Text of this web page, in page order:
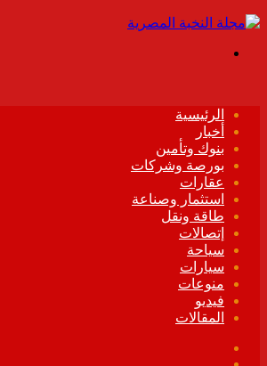
الرئيسية
أخبار
بنوك وتأمين
بورصة وشركات
عقارات
استثمار وصناعة
طاقة ونقل
إتصالات
سياحة
سيارات
منوعات
فيديو
المقالات